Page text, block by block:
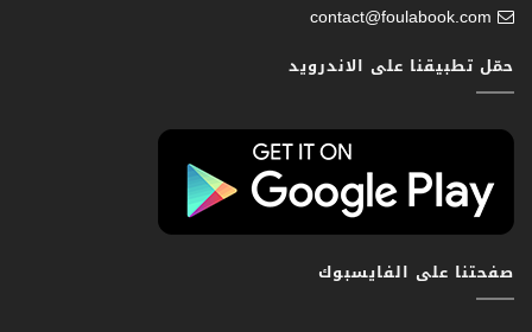
contact@foulabook.com
حمّل تطبيقنا على الاندرويد
صفحتنا على الفايسبوك